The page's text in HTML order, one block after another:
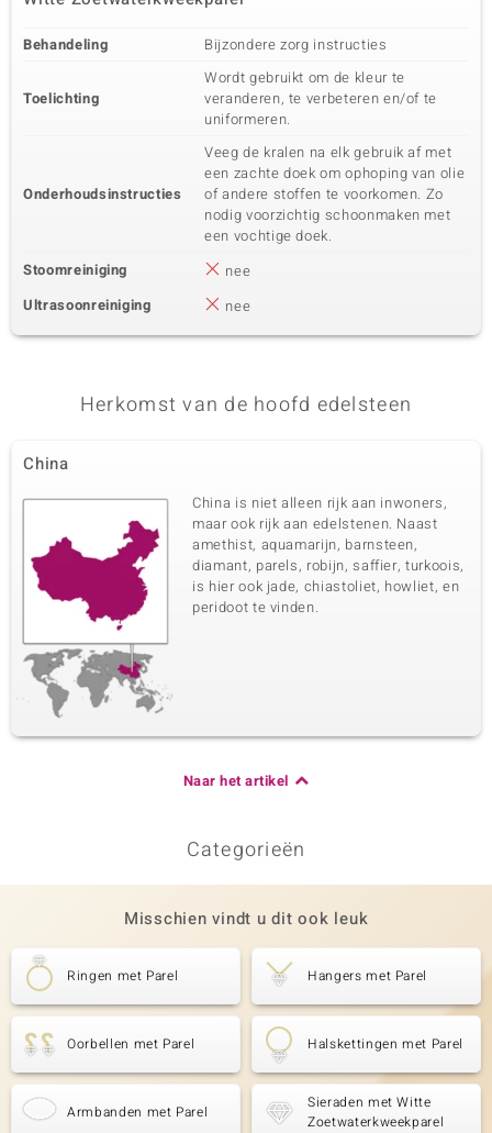
Behandeling Bijzondere zorg instructies
Toelichting
Wordt gebruikt om de kleur te
veranderen, te verbeteren en/of te
uniformeren.
Onderhoudsinstructies
Veeg de kralen na elk gebruik af met
een zachte doek om ophoping van olie
of andere stoffen te voorkomen. Zo
nodig voorzichtig schoonmaken met
een vochtige doek.
Stoomreiniging
nee
Ultrasoonreiniging
nee
Herkomst van de hoofd edelsteen
China
China is niet alleen rijk aan inwoners,
maar ook rijk aan edelstenen. Naast
amethist, aquamarijn, barnsteen,
diamant, parels, robijn, saffier, turkoois,
is hier ook jade, chiastoliet, howliet, en
peridoot te vinden.
Naar het artikel
Categorieën
Misschien vindt u dit ook leuk
Ringen met Parel Hangers met Parel
Oorbellen met Parel Halskettingen met Parel
Armbanden met Parel
Sieraden met Witte
Zoetwaterkweekparel